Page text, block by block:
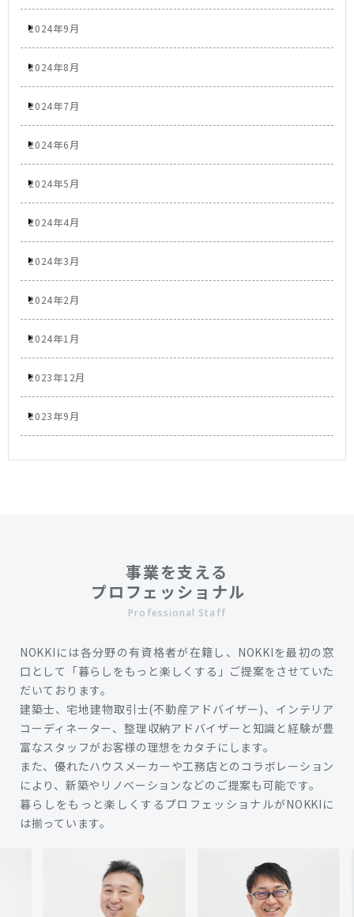
2024年9月
2024年8月
2024年7月
2024年6月
2024年5月
2024年4月
2024年3月
2024年2月
2024年1月
2023年12月
2023年9月
事業を支える
プロフェッショナル
Professional Staff
NOKKIには各分野の有資格者が在籍し、NOKKIを最初の窓
口として「暮らしをもっと楽しくする」ご提案をさせていた
だいております。
建築士、宅地建物取引士(不動産アドバイザー)、インテリア
コーディネーター、整理収納アドバイザーと知識と経験が豊
富なスタッフがお客様の理想をカタチにします。
また、優れたハウスメーカーや工務店とのコラボレーション
により、新築やリノベーションなどのご提案も可能です。
暮らしをもっと楽しくするプロフェッショナルがNOKKIに
は揃っています。